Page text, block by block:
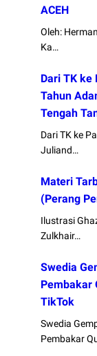
ACEH
Oleh:
Ka…
Dari TK ke
Tahun
Tengah
Dari TK ke
Juliand…
Materi
(Perang
Ilustrasi
Zulkhair…
Swedia
Pembakar
TikTok
Swedia
Pembakar